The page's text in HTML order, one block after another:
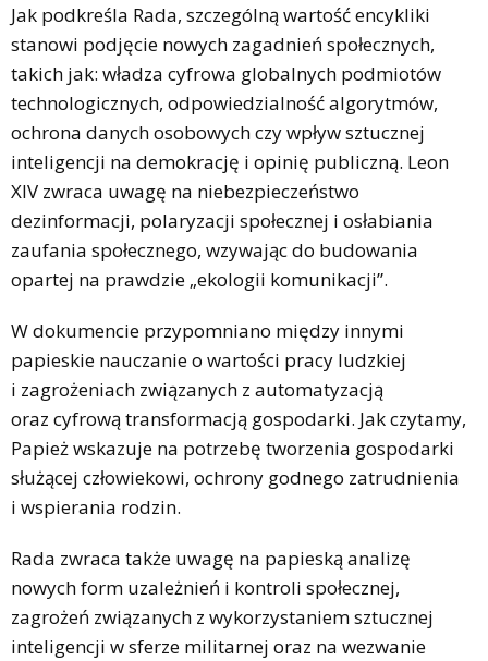
Jak podkreśla Rada, szczególną wartość encykliki
stanowi podjęcie nowych zagadnień społecznych,
takich jak: władza cyfrowa globalnych podmiotów
technologicznych, odpowiedzialność algorytmów,
ochrona danych osobowych czy wpływ sztucznej
inteligencji na demokrację i opinię publiczną. Leon
XIV zwraca uwagę na niebezpieczeństwo
dezinformacji, polaryzacji społecznej i osłabiania
zaufania społecznego, wzywając do budowania
opartej na prawdzie „ekologii komunikacji”.
W dokumencie przypomniano między innymi
papieskie nauczanie o wartości pracy ludzkiej
i zagrożeniach związanych z automatyzacją
oraz cyfrową transformacją gospodarki. Jak czytamy,
Papież wskazuje na potrzebę tworzenia gospodarki
służącej człowiekowi, ochrony godnego zatrudnienia
i wspierania rodzin.
Rada zwraca także uwagę na papieską analizę
nowych form uzależnień i kontroli społecznej,
zagrożeń związanych z wykorzystaniem sztucznej
inteligencji w sferze militarnej oraz na wezwanie